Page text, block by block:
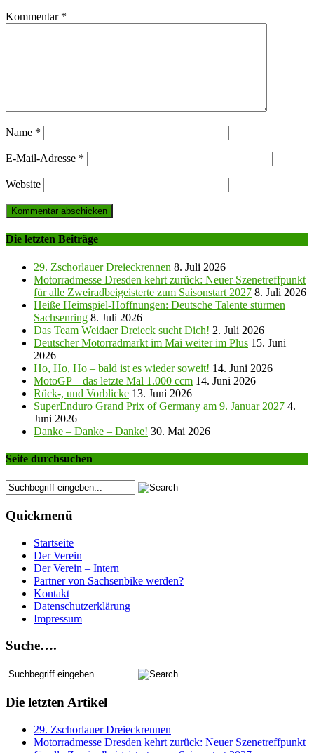
Kommentar *
Name *
E-Mail-Adresse *
Website
Die letzten Beiträge
29. Zschorlauer Dreieckrennen 8. Juli 2026
Motorradmesse Dresden kehrt zurück: Neuer Szenetreffpunkt
für alle Zweiradbeigeisterte zum Saisonstart 2027 8. Juli 2026
Heiße Heimspiel-Hoffnungen: Deutsche Talente stürmen
Sachsenring 8. Juli 2026
Das Team Weidaer Dreieck sucht Dich! 2. Juli 2026
Deutscher Motorradmarkt im Mai weiter im Plus 15. Juni
2026
Ho, Ho, Ho – bald ist es wieder soweit! 14. Juni 2026
MotoGP – das letzte Mal 1.000 ccm 14. Juni 2026
Rück-, und Vorblicke 13. Juni 2026
SuperEnduro Grand Prix of Germany am 9. Januar 2027 4.
Juni 2026
Danke – Danke – Danke! 30. Mai 2026
Seite durchsuchen
Quickmenü
Startseite
Der Verein
Der Verein – Intern
Partner von Sachsenbike werden?
Kontakt
Datenschutzerklärung
Impressum
Suche….
Die letzten Artikel
29. Zschorlauer Dreieckrennen
Motorradmesse Dresden kehrt zurück: Neuer Szenetreffpunkt